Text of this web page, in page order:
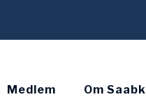
Medlem Om